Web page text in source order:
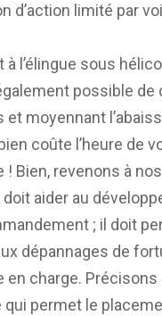
d’action limité par
à l’élingue sous
possible
moyennant
coûte l’heure de
! Bien, revenons à
doit aider au
; il doit
dépannages de
charge.
permet le